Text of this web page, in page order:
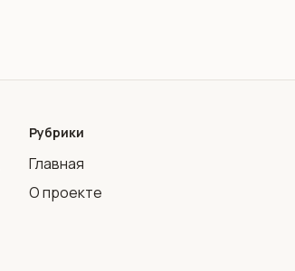
Рубрики
Главная
О проекте